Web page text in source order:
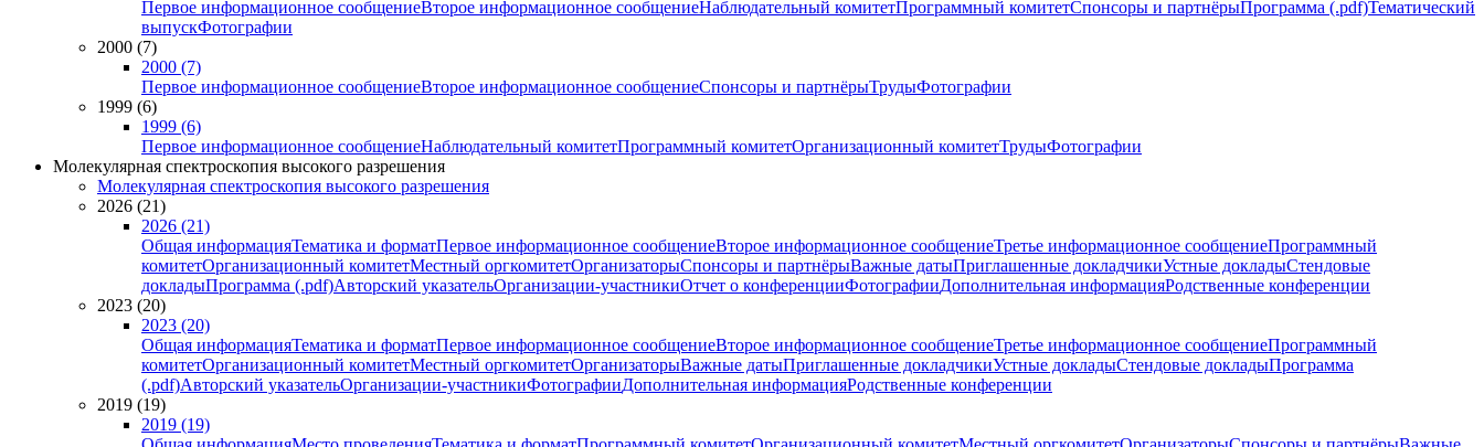
Первое информационное сообщениеВторое информационное сообщениеНаблюдательный комитетПрограммный комитетСпонсоры и партнёрыПрограмма (.pdf)Тематический
выпускФотографии
2000 (7)
2000 (7)
Первое информационное сообщениеВторое информационное сообщениеСпонсоры и партнёрыТрудыФотографии
1999 (6)
1999 (6)
Первое информационное сообщениеНаблюдательный комитетПрограммный комитетОрганизационный комитетТрудыФотографии
Молекулярная спектроскопия высокого разрешения
Молекулярная спектроскопия высокого разрешения
2026 (21)
2026 (21)
Общая информацияТематика и форматПервое информационное сообщениеВторое информационное сообщениеТретье информационное сообщениеПрограммный
комитетОрганизационный комитетМестный оргкомитетОрганизаторыСпонсоры и партнёрыВажные датыПриглашенные докладчикиУстные докладыСтендовые
докладыПрограмма (.pdf)Авторский указательОрганизации-участникиОтчет о конференцииФотографииДополнительная информацияРодственные конференции
2023 (20)
2023 (20)
Общая информацияТематика и форматПервое информационное сообщениеВторое информационное сообщениеТретье информационное сообщениеПрограммный
комитетОрганизационный комитетМестный оргкомитетОрганизаторыВажные датыПриглашенные докладчикиУстные докладыСтендовые докладыПрограмма
(.pdf)Авторский указательОрганизации-участникиФотографииДополнительная информацияРодственные конференции
2019 (19)
2019 (19)